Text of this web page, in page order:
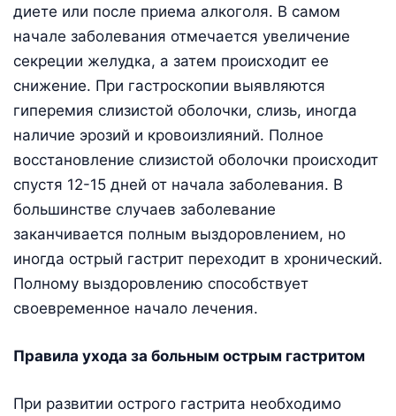
диете или после приема алкоголя. В самом
начале заболевания отмечается увеличение
секреции желудка, а затем происходит ее
снижение. При гастроскопии выявляются
гиперемия слизистой оболочки, слизь, иногда
наличие эрозий и кровоизлияний. Полное
восстановление слизистой оболочки происходит
спустя 12-15 дней от начала заболевания. В
большинстве случаев заболевание
заканчивается полным выздоровлением, но
иногда острый гастрит переходит в хронический.
Полному выздоровлению способствует
своевременное начало лечения.
Правила ухода за больным острым гастритом
При развитии острого гастрита необходимо